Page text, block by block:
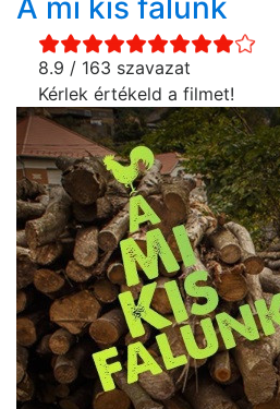
A mi kis falunk
8.9 / 163 szavazat
Kérlek értékeld a filmet!